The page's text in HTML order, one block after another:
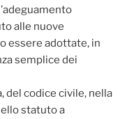
alle nuove
essere adottate, in
semplice dei
del codice civile, nella
statuto a